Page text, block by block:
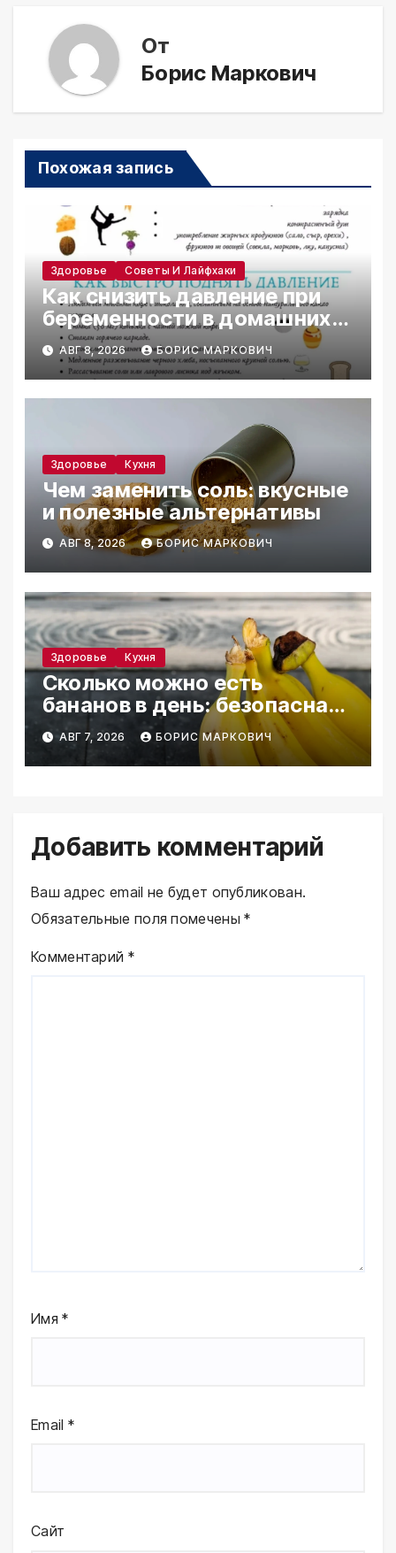
От
Борис Маркович
Похожая запись
Здоровье Советы И Лайфхаки
Как снизить давление при
беременности в домашних
условиях
АВГ 8, 2026 БОРИС МАРКОВИЧ
Здоровье Кухня
Чем заменить соль: вкусные
и полезные альтернативы
АВГ 8, 2026 БОРИС МАРКОВИЧ
Здоровье Кухня
Сколько можно есть
бананов в день: безопасная
норма
АВГ 7, 2026 БОРИС МАРКОВИЧ
Добавить комментарий
Ваш адрес email не будет опубликован.
Обязательные поля помечены*
Комментарий *
Имя*
Email *
Сайт